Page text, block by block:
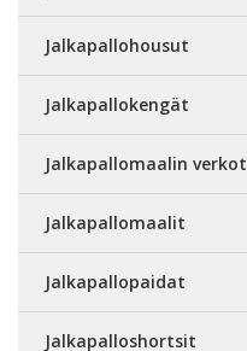
Jalkapallohousut
Jalkapallokengät
Jalkapallomaalin verkot
Jalkapallomaalit
Jalkapallopaidat
Jalkapalloshortsit